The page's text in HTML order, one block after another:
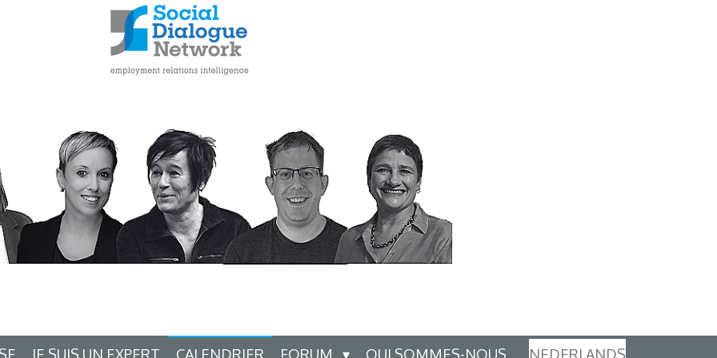
JE SUIS UN EXPERT CALENDRIER FORUM QUI SOMMES-NOUS NEDERLANDS